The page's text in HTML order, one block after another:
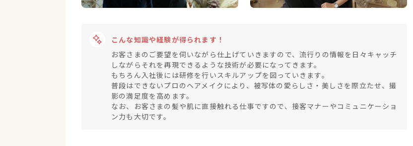
こんな知識や経験が得られます！
お客さまのご要望を伺いながら仕上げていきますので、流行りの情報を日々キャッチ
しながらそれを再現できるような技術が必要になってきます。
もちろん入社後には研修を行いスキルアップを図っていきます。
普段はできないプロのヘアメイクにより、被写体の愛らしさ・美しさを際立たせ、撮
影の満足度を高めます。
なお、お客さまの髪や肌に直接触れる仕事ですので、接客マナーやコミュニケーショ
ン力も大切です。